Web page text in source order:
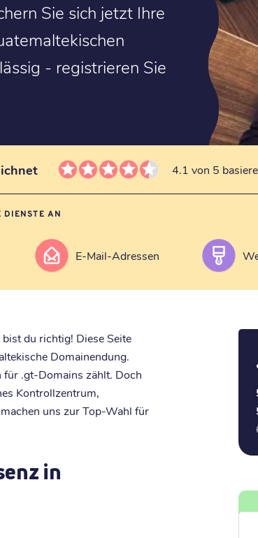
Sie sich jetzt Ihre
- registrieren Sie
4.1 von 5
DIENSTE AN
E-Mail-Adressen
du richtig! Diese Seite
Domainendung.
für .gt-Domains zählt. Doch
Kontrollzentrum,
uns zur Top-Wahl für
in